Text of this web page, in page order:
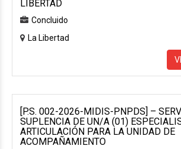
LIBERTAD
Concluido
La Libertad
[P.S. 002-2026-MIDIS-PNPDS] –
SUPLENCIA DE UN/A (01)
ARTICULACIÓN PARA LA UNIDAD DE
ACOMPAÑAMIENTO